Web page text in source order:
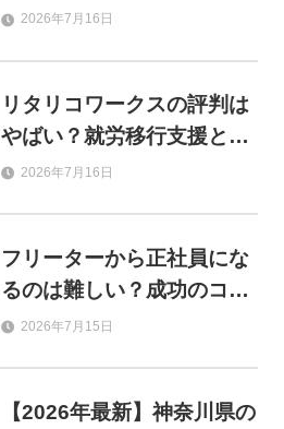
利用するメリットや登録の
2026年7月16日
リタリコワークスの評判は
やばい？就労移行支援とし
ての強みと就職実績を解説
2026年7月16日
フリーターから正社員にな
るのは難しい？成功のコツ
とおすすめ職種を解説
2026年7月15日
【2026年最新】神奈川県の